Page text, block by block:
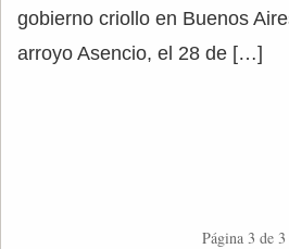
gobierno criollo en Buenos
arroyo Asencio, el 28 de […]
Página 3 de 3